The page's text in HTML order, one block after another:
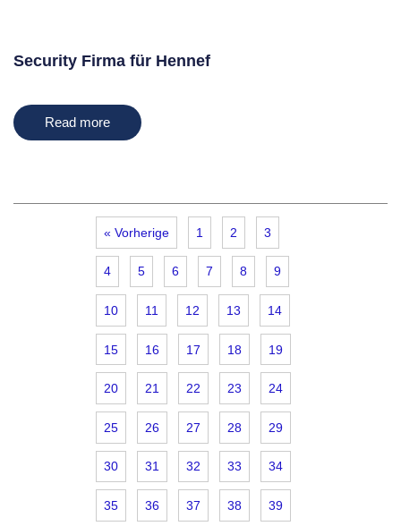
Security Firma für Hennef
Read more
« Vorherige 1 2 3
4 5 6 7 8 9
10 11 12 13 14
15 16 17 18 19
20 21 22 23 24
25 26 27 28 29
30 31 32 33 34
35 36 37 38 39